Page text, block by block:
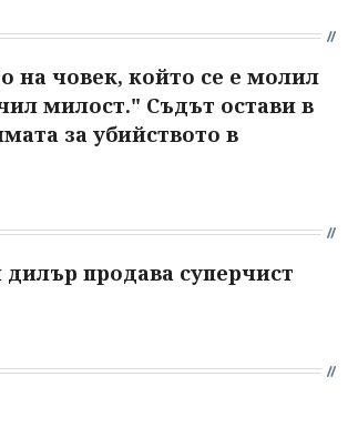
на човек, който се е молил
милост." Съдът остави в
за убийството в
продава суперчист